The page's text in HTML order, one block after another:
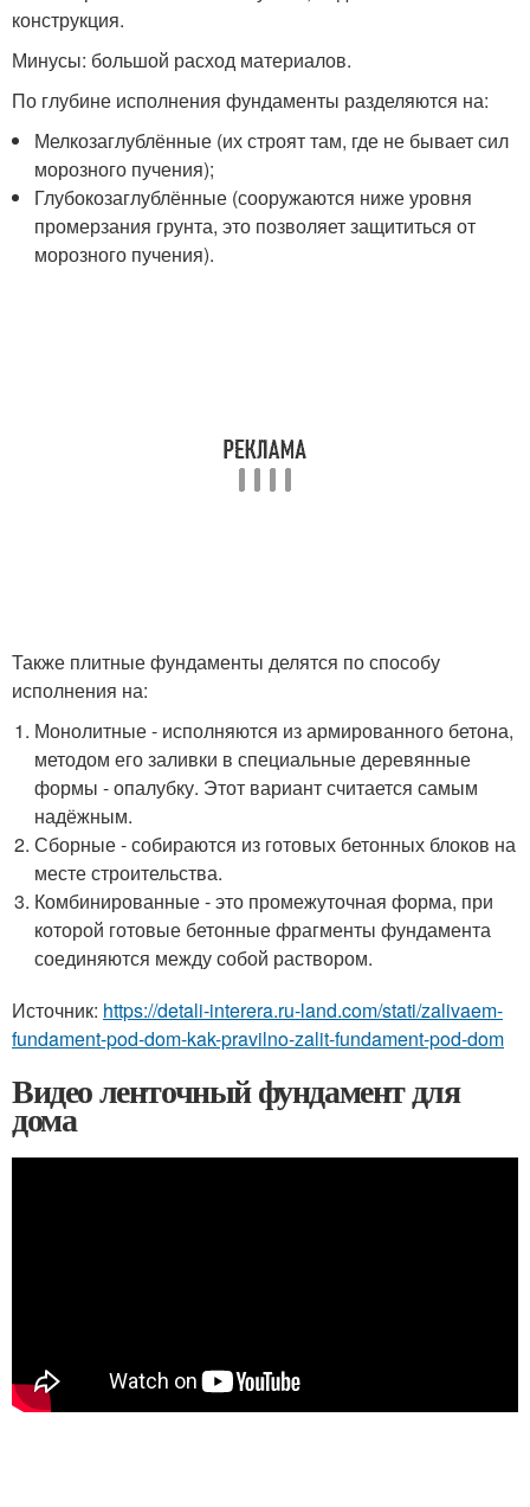
конструкция.
Минусы: большой расход материалов.
По глубине исполнения фундаменты разделяются на:
Мелкозаглублённые (их строят там, где не бывает сил
морозного пучения);
Глубокозаглублённые (сооружаются ниже уровня
промерзания грунта, это позволяет защититься от
морозного пучения).
Также плитные фундаменты делятся по способу
исполнения на:
Монолитные - исполняются из армированного бетона,
методом его заливки в специальные деревянные
формы - опалубку. Этот вариант считается самым
надёжным.
Сборные - собираются из готовых бетонных блоков на
месте строительства.
Комбинированные - это промежуточная форма, при
которой готовые бетонные фрагменты фундамента
соединяются между собой раствором.
Источник: https://detali-interera.ru-land.com/stati/zalivaem-
fundament-pod-dom-kak-pravilno-zalit-fundament-pod-dom
Видео ленточный фундамент для
дома